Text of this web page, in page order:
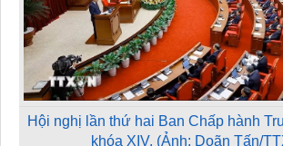
Hội nghị lần thứ hai Ban Chấp hành
khóa XIV. (Ảnh: Doãn Tấn/